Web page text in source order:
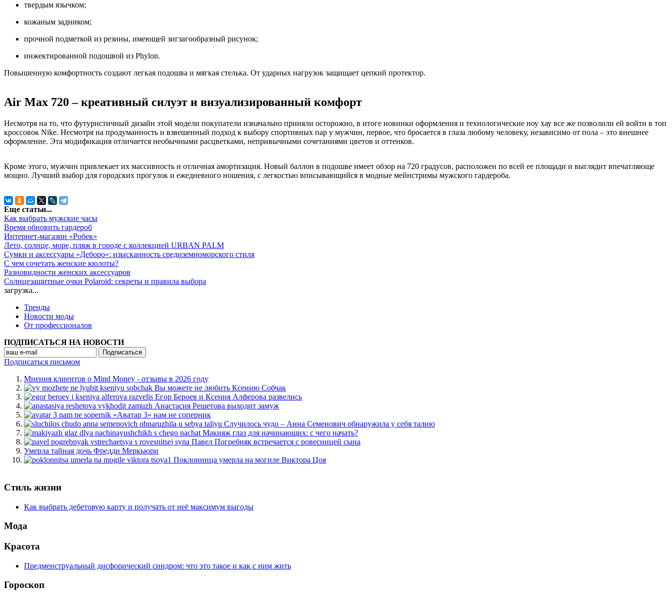
твердым язычком;
кожаным задником;
прочной подметкой из резины, имеющей зигзагообразный рисунок;
инжектированной подошвой из Phylon.
Повышенную комфортность создают легкая подошва и мягкая стелька. От ударных нагрузок защищает цепкий протектор.
Air Max 720 – креативный силуэт и визуализированный комфорт
Несмотря на то, что футуристичный дизайн этой модели покупатели изначально приняли осторожно, в итоге новинки оформления и технологические ноу хау все же позволили ей войти в топ
кроссовок Nike. Несмотря на продуманность и взвешенный подход к выбору спортивных пар у мужчин, первое, что бросается в глаза любому человеку, независимо от пола – это внешнее
оформление. Эта модификация отличается необычными расцветками, непривычными сочетаниями цветов и оттенков.
Кроме этого, мужчин привлекает их массивность и отличная амортизация. Новый баллон в подошве имеет обзор на 720 градусов, расположен по всей ее площади и выглядит впечатляюще
мощно. Лучший выбор для городских прогулок и ежедневного ношения, с легкостью вписывающийся в модные мейнстримы мужского гардероба.
Еще статьи...
Как выбрать мужские часы
Время обновить гардероб
Интернет-магазин «Робек»
Лето, солнце, море, пляж в городе с коллекцией URBAN PALM
Сумки и аксессуары «Деборо»: изысканность средиземноморского стиля
С чем сочетать женские кюлоты?
Разновидности женских аксессуаров
Солнцезащитные очки Polaroid: секреты и правила выбора
загрузка...
Тренды
Новости моды
От профессионалов
ПОДПИСАТЬСЯ НА НОВОСТИ
Подписаться письмом
Мнения клиентов о Mind Money - отзывы в 2026 году
Вы можете не любить Ксению Собчак
Егор Бероев и Ксения Алферова развелись
Анастасия Решетова выходит замуж
«Аватар 3» нам не соперник
Случилось чудо – Анна Семенович обнаружила у себя талию
Макияж глаз для начинающих: с чего начать?
Павел Погребняк встречается с ровесницей сына
Умерла тайная дочь Фредди Меркьюри
Поклонница умерла на могиле Виктора Цоя
Стиль жизни
Как выбрать дебетовую карту и получать от неё максимум выгоды
Мода
Красота
Предменструальный дисфорический синдром: что это такое и как с ним жить
Гороскоп